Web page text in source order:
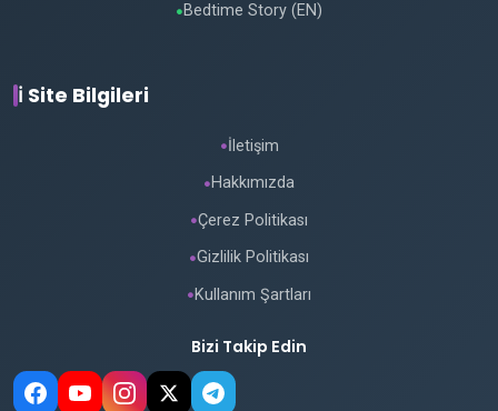
● Bedtime Story (EN)
ℹ️ Site Bilgileri
●İletişim
● Hakkımızda
●Çerez Politikası
●Gizlilik Politikası
● Kullanım Şartları
Bizi Takip Edin